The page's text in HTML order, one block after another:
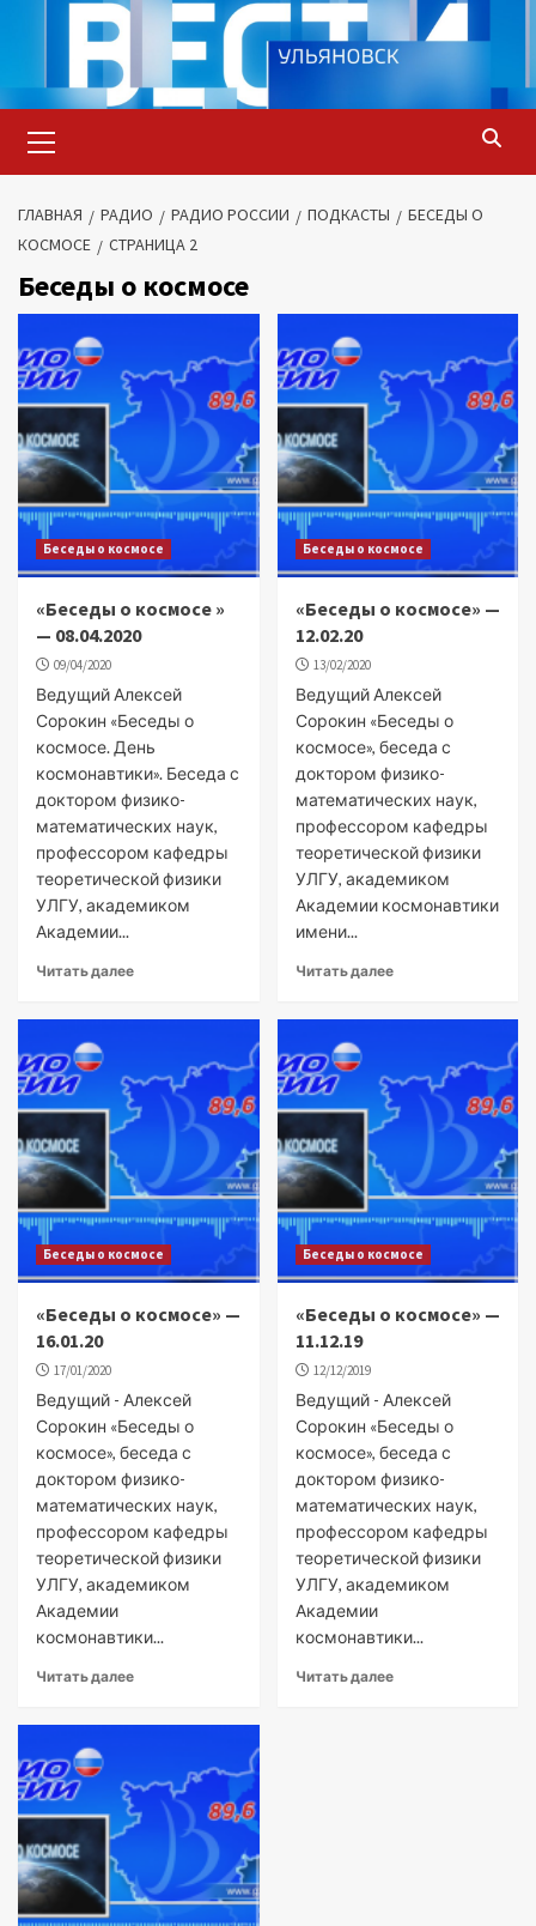
содержимому
меню
ГЛАВНАЯ РАДИО РАДИО РОССИИ ПОДКАСТЫ
БЕСЕДЫ О
КОСМОСЕ
СТРАНИЦА 2
Беседы о космосе
Беседы о космосе
«Беседы о космосе »
— 08.04.2020
09/04/2020
Ведущий Алексей
Сорокин «Беседы о
космосе. День
космонавтики». Беседа с
доктором физико-
математических наук,
профессором кафедры
теоретической физики
УЛГУ, академиком
Академии...
Читать далее
Беседы о космосе
«Беседы о космосе» —
12.02.20
13/02/2020
Ведущий Алексей
Сорокин «Беседы о
космосе», беседа с
доктором физико-
математических наук,
профессором кафедры
теоретической физики
УЛГУ, академиком
Академии космонавтики
имени...
Читать далее
Беседы о космосе
«Беседы о космосе» —
16.01.20
17/01/2020
Ведущий - Алексей
Сорокин «Беседы о
космосе», беседа с
доктором физико-
математических наук,
профессором кафедры
теоретической физики
УЛГУ, академиком
Академии
космонавтики...
Читать далее
Беседы о космосе
«Беседы о космосе» —
11.12.19
12/12/2019
Ведущий - Алексей
Сорокин «Беседы о
космосе», беседа с
доктором физико-
математических наук,
профессором кафедры
теоретической физики
УЛГУ, академиком
Академии
космонавтики...
Читать далее